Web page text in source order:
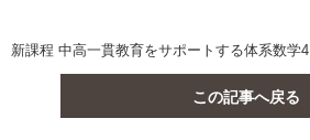
新課程 中高一貫教育をサポートする体系数学4
この記事へ戻る